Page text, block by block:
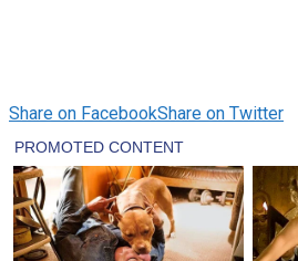
Share on FacebookShare on Twitter